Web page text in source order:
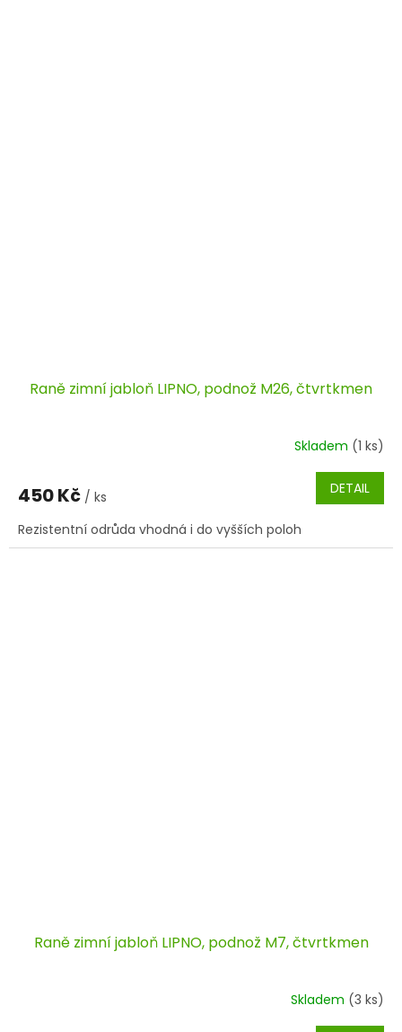
Raně zimní jabloň LIPNO, podnož M26, čtvrtkmen
Skladem (1 ks)
450 Kč / ks DETAIL
Rezistentní odrůda vhodná i do vyšších poloh
Raně zimní jabloň LIPNO, podnož M7, čtvrtkmen
Skladem (3 ks)